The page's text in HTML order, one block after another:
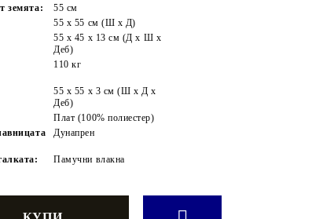
земята:
55 см
55 x 55 cм (Ш x Д)
55 x 45 x 13 см (Д х Ш x
Деб)
110 кг
55 x 55 x 3 см (Ш x Д x
Деб)
Плат (100% полиестер)
Дунапрен
Памучни влакна